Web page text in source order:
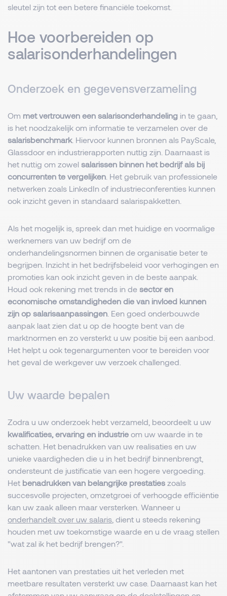
sleutel zijn tot een betere financiële toekomst.
Hoe voorbereiden op
salarisonderhandelingen
Onderzoek en gegevensverzameling
Om met vertrouwen een salarisonderhandeling in te gaan,
is het noodzakelijk om informatie te verzamelen over de
salarisbenchmark. Hiervoor kunnen bronnen als PayScale,
Glassdoor en industrierapporten nuttig zijn. Daarnaast is
het nuttig om zowel salarissen binnen het bedrijf als bij
concurrenten te vergelijken . Het gebruik van professionele
netwerken zoals LinkedIn of industrieconferenties kunnen
ook inzicht geven in standaard salarispakketten.
Als het mogelijk is, spreek dan met huidige en voormalige
werknemers van uw bedrijf om de
onderhandelingsnormen binnen de organisatie beter te
begrijpen. Inzicht in het bedrijfsbeleid voor verhogingen en
promoties kan ook inzicht geven in de beste aanpak.
Houd ook rekening met trends in de sector en
economische omstandigheden die van invloed kunnen
zijn op salarisaanpassingen . Een goed onderbouwde
aanpak laat zien dat u op de hoogte bent van de
marktnormen en zo versterkt u uw positie bij een aanbod.
Het helpt u ook tegenargumenten voor te bereiden voor
het geval de werkgever uw verzoek challenged.
Uw waarde bepalen
Zodra u uw onderzoek hebt verzameld, beoordeelt u uw
kwalificaties, ervaring en industrie om uw waarde in te
schatten. Het benadrukken van uw realisaties en uw
unieke vaardigheden die u in het bedrijf binnenbrengt,
ondersteunt de justificatie van een hogere vergoeding.
Het benadrukken van belangrijke prestaties zoals
succesvolle projecten, omzetgroei of verhoogde efficiëntie
kan uw zaak alleen maar versterken. Wanneer u
onderhandelt over uw salaris , dient u steeds rekening
houden met uw toekomstige waarde en u de vraag stellen
"wat zal ik het bedrijf brengen?".
Het aantonen van prestaties uit het verleden met
meetbare resultaten versterkt uw case. Daarnaast kan het